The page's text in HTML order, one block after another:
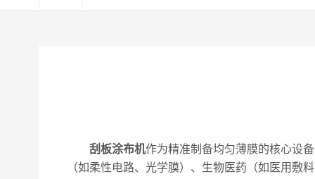
刮板涂布机作为精准制备均匀薄膜的核心设
（如柔性电路、光学膜）、生物医药（如医用敷